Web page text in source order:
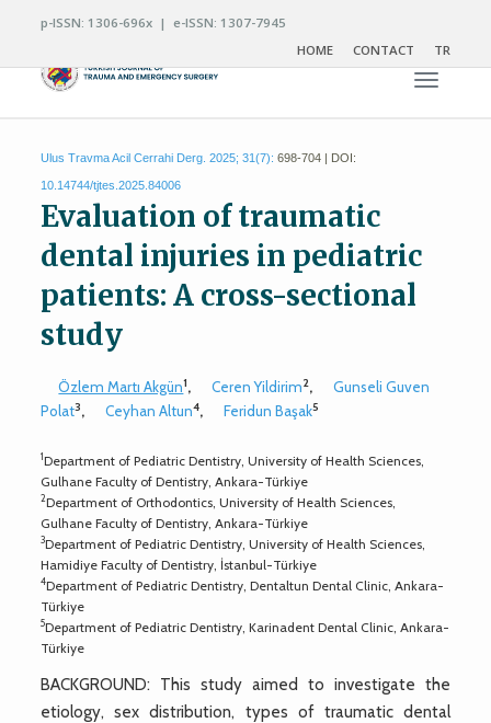
p-ISSN: 1306-696x | e-ISSN: 1307-7945
HOME
CONTACT TR
Toggle
Ulus Travma Acil Cerrahi Derg. 2025; 31(7): 698-704 | DOI:
10.14744/tjtes.2025.84006
Evaluation of traumatic
dental injuries in pediatric
patients: A cross-sectional
study
Özlem Martı Akgün1, Ceren Yildirim2,
Gunseli Guven
Polat3, Ceyhan Altun4, Feridun Başak5
1Department of Pediatric Dentistry, University of Health Sciences,
Gulhane Faculty of Dentistry, Ankara-Türkiye
2Department of Orthodontics, University of Health Sciences,
Gulhane Faculty of Dentistry, Ankara-Türkiye
3Department of Pediatric Dentistry, University of Health Sciences,
Hamidiye Faculty of Dentistry, İstanbul-Türkiye
4Department of Pediatric Dentistry, Dentaltun Dental Clinic, Ankara-
Türkiye
5Department of Pediatric Dentistry, Karinadent Dental Clinic, Ankara-
Türkiye
BACKGROUND: This study aimed to investigate the
etiology, sex distribution, types of traumatic dental